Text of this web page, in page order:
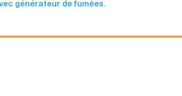
générateur de fumées.